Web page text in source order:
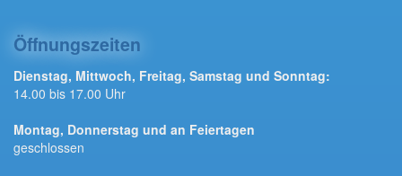
Öffnungszeiten
Dienstag, Mittwoch, Freitag, Samstag und Sonntag:
14.00 bis 17.00 Uhr
Montag, Donnerstag und an Feiertagen
geschlossen